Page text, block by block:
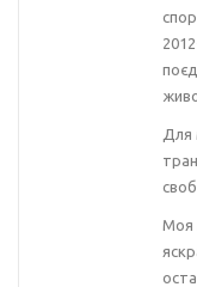
Для
Моя